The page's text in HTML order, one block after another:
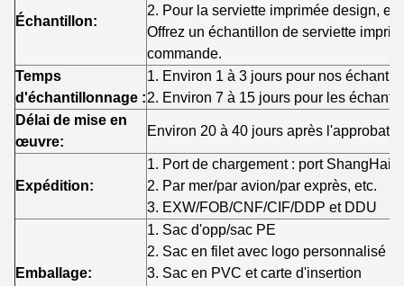
Échantillon:
2. Pour la serviette imprimée design,
Offrez un échantillon de serviette
commande.
Temps
d'échantillonnage :
1. Environ 1 à 3 jours pour nos
2. Environ 7 à 15 jours pour les
Délai de mise en
œuvre:
Environ 20 à 40 jours après
Expédition:
1. Port de chargement : port ShangHai/
2. Par mer/par avion/par exprès, etc.
3. EXW/FOB/CNF/CIF/DDP et DDU
Emballage:
1. Sac d'opp/sac PE
2. Sac en filet avec logo personnalisé
3. Sac en PVC et carte d'insertion